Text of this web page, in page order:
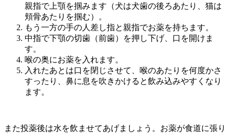
親指で上顎を掴みます（犬は犬歯の後ろあたり、猫は
頬骨あたりを掴む）。
もう一方の手の人差し指と親指でお薬を持ちます。
中指で下顎の切歯（前歯）を押し下げ、口を開けま
す。
喉の奥にお薬を入れます。
入れたあとは口を閉じさせて、喉のあたりを何度かさ
すったり、鼻に息を吹きかけると飲み込みやすくなり
ます。
また投薬後は水を飲ませてあげましょう。お薬が食道に張り